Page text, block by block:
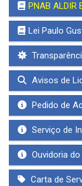
PNAB ALDIR
Lei Paulo
Avisos de
Pedido de
Serviço de
Ouvidoria
Carta de